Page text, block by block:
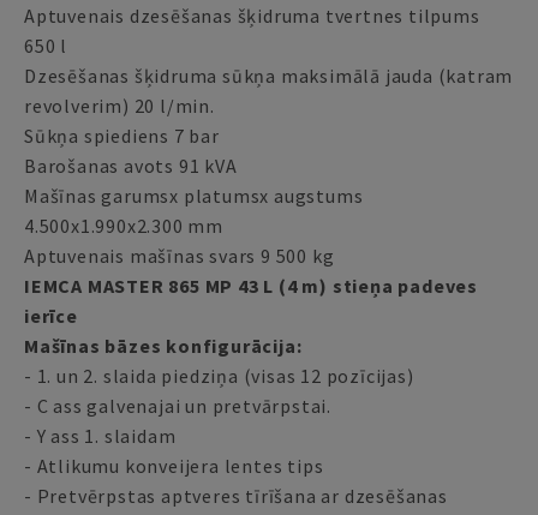
Aptuvenais dzesēšanas šķidruma tvertnes tilpums
650 l
Dzesēšanas šķidruma sūkņa maksimālā jauda (katram
revolverim) 20 l/min.
Sūkņa spiediens 7 bar
Barošanas avots 91 kVA
Mašīnas garumsx platumsx augstums
4.500x1.990x2.300 mm
Aptuvenais mašīnas svars 9 500 kg
IEMCA MASTER 865 MP 43 L (4 m) stieņa padeves
ierīce
Mašīnas bāzes konfigurācija:
- 1. un 2. slaida piedziņa (visas 12 pozīcijas)
- C ass galvenajai un pretvārpstai.
- Y ass 1. slaidam
- Atlikumu konveijera lentes tips
- Pretvērpstas aptveres tīrīšana ar dzesēšanas